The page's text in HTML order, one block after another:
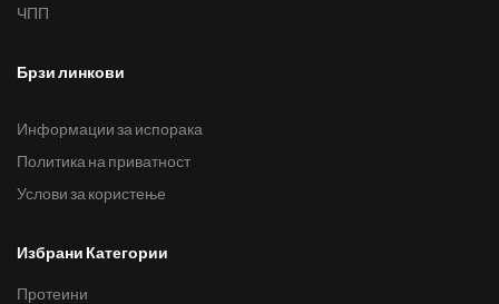
ЧПП
Брзи линкови
Информации за испорака
Политика на приватност
Услови за користење
Избрани Категории
Протеини